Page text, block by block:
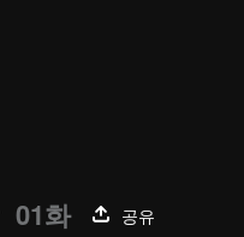
01화
공유